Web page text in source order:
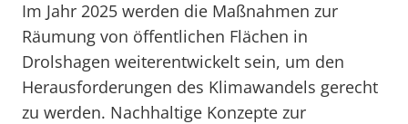
Im Jahr 2025 werden die Maßnahmen zur
Räumung von öffentlichen Flächen in
Drolshagen weiterentwickelt sein, um den
Herausforderungen des Klimawandels gerecht
zu werden. Nachhaltige Konzepte zur